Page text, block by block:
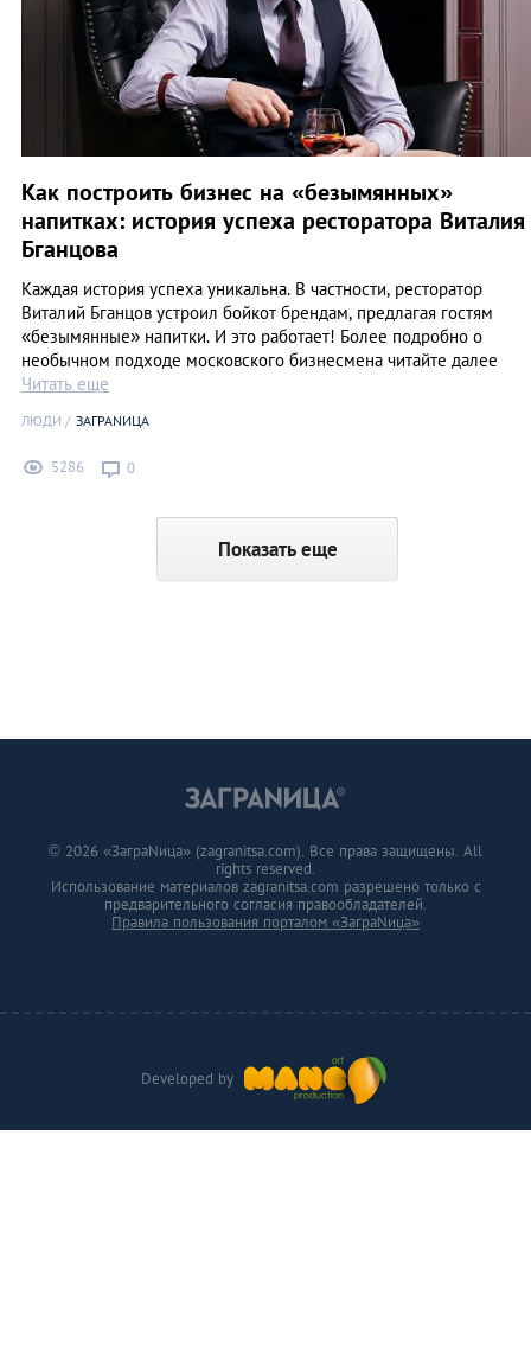
Как построить бизнес на «безымянных»
напитках: история успеха ресторатора Виталия
Бганцова
Каждая история успеха уникальна. В частности, ресторатор
Виталий Бганцов устроил бойкот брендам, предлагая гостям
«безымянные» напитки. И это работает! Более подробно о
необычном подходе московского бизнесмена читайте далее
Читать еще
ЛЮДИ ЗАГРАNИЦА
5286 0
Показать еще
Developed by
© 2026 «ЗаграNица» (zagranitsa.com). Все права защищены. All
rights reserved.
Использование материалов zagranitsa.com разрешено только с
предварительного согласия правообладателей.
Правила пользования порталом «ЗаграNица»